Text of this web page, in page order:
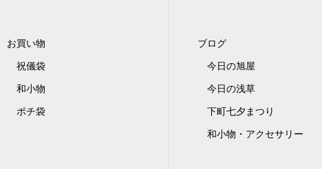
お買い物
祝儀袋
和小物
ポチ袋
ブログ
今日の旭屋
今日の浅草
下町七夕まつり
和小物・アクセサリー